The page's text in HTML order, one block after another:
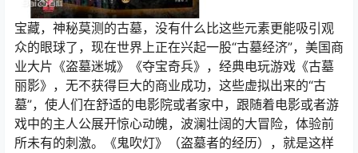
宝藏，神秘莫测的古墓，没有什么比这些元素更能吸引观
众的眼球了，现在世界上正在兴起一股“古墓经济”，美国商
业大片《盗墓迷城》《夺宝奇兵》，经典电玩游戏《古墓
丽影》，无不获得巨大的商业成功，这些虚拟出来的“古
墓”，使人们在舒适的电影院或者家中，跟随着电影或者游
戏中的主人公展开惊心动魄，波澜壮阔的大冒险，体验前
所未有的刺激。《鬼吹灯》（盗墓者的经历），就是这样